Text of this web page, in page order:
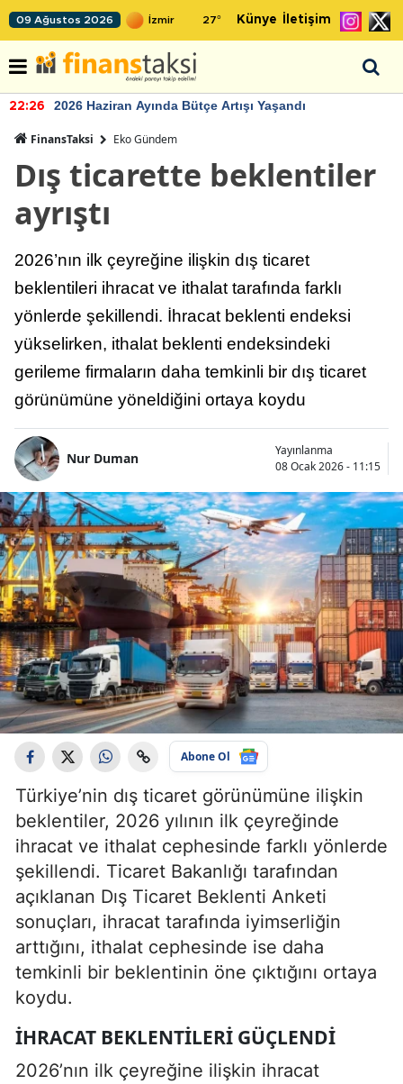
09 Ağustos 2026 27° Künye İletişim
22:26 2026 Haziran Ayında Bütçe Artışı Yaşandı
FinansTaksi Eko Gündem
Dış ticarette beklentiler
ayrıştı
2026’nın ilk çeyreğine ilişkin dış ticaret
beklentileri ihracat ve ithalat tarafında farklı
yönlerde şekillendi. İhracat beklenti endeksi
yükselirken, ithalat beklenti endeksindeki
gerileme firmaların daha temkinli bir dış ticaret
görünümüne yöneldiğini ortaya koydu
Nur Duman
Yayınlanma
08 Ocak 2026 - 11:15
Abone Ol
Türkiye’nin dış ticaret görünümüne ilişkin
beklentiler, 2026 yılının ilk çeyreğinde
ihracat ve ithalat cephesinde farklı yönlerde
şekillendi. Ticaret Bakanlığı tarafından
açıklanan Dış Ticaret Beklenti Anketi
sonuçları, ihracat tarafında iyimserliğin
arttığını, ithalat cephesinde ise daha
temkinli bir beklentinin öne çıktığını ortaya
koydu.
İHRACAT BEKLENTILERI GÜÇLENDI
2026’nın ilk çeyreğine ilişkin ihracat